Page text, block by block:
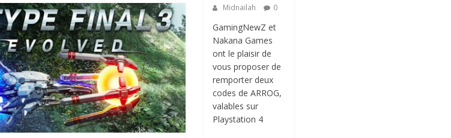
Midnailah
0
GamingNewZ et
Nakana Games
ont le plaisir de
vous proposer de
remporter deux
codes de ARROG,
valables sur
Playstation 4